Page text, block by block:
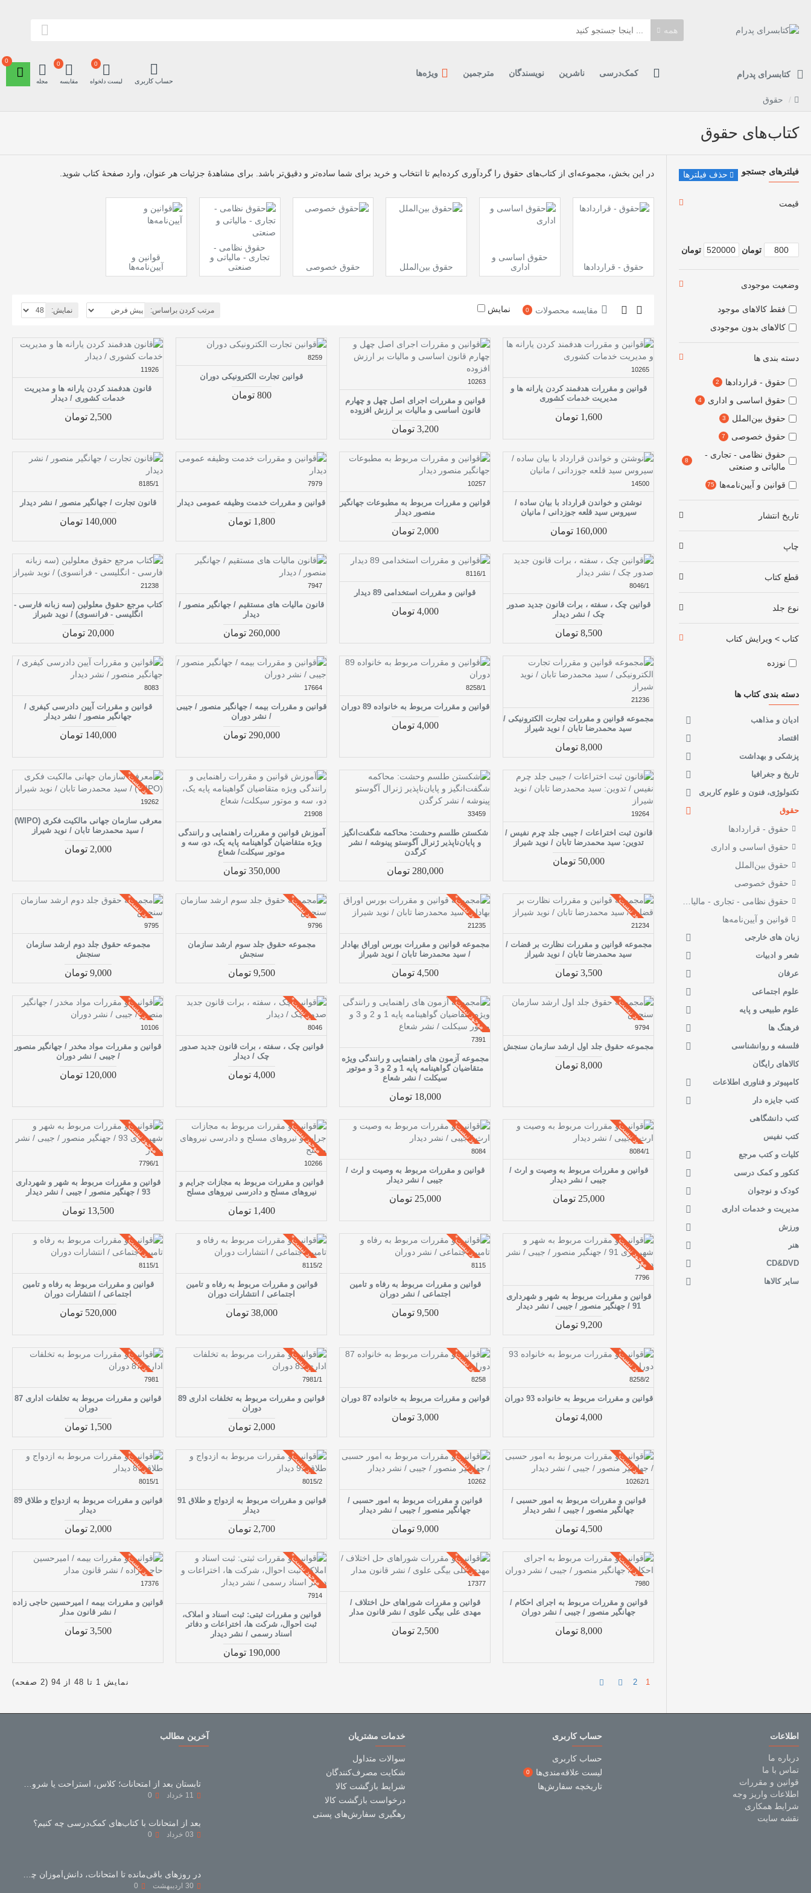
همه
کتابسرای پدرام کمک‌درسی ناشرین نویسندگان مترجمین ویژه‌ها
حساب کاربری لیست دلخواه
0
مقایسه
0
مجله
0
حقوق
کتاب‌های حقوق
فیلترهای جستجو حذف فیلترها
قیمت
تومان تومان
دسته بندی ها
حقوق - قراردادها 2
حقوق اساسی و اداری 4
حقوق بین‌الملل 3
حقوق خصوصی 7
حقوق نظامی - تجاری -
مالیاتی و صنعتی
8
قوانین و آیین‌نامه‌ها 75
تاریخ انتشار
چاپ
قطع کتاب
نوع جلد
کتاب > ویرایش کتاب
نوزده
وضعیت موجودی
فقط کالاهای موجود
کالاهای بدون موجودی
دسته بندی کتاب ها
ادیان و مذاهب
اقتصاد
پزشکی و بهداشت
تاریخ و جغرافیا
تکنولوژی، فنون و علوم کاربری
حقوق
حقوق - قراردادها
حقوق اساسی و اداری
حقوق بین‌الملل
حقوق خصوصی
قوانین و آیین‌نامه‌ها
زبان های خارجی
شعر و ادبیات
عرفان
علوم اجتماعی
علوم طبیعی و پایه
فرهنگ ها
فلسفه و روانشناسی
کالاهای رایگان
کامپیوتر و فناوری اطلاعات
کتب جایزه دار
کتب دانشگاهی
کتب نفیس
کلیات و کتب مرجع
کنکور و کمک درسی
کودک و نوجوان
مدیریت و خدمات اداری
ورزش
هنر
CD&DVD
سایر کالاها
در این بخش، مجموعه‌ای از کتاب‌های حقوق را گردآوری کرده‌ایم تا انتخاب و خرید برای شما ساده‌تر و دقیق‌تر باشد. برای مشاهدهٔ جزئیات هر عنوان، وارد صفحهٔ کتاب شوید.
حقوق - قراردادها
حقوق اساسی و
اداری
حقوق بین‌الملل حقوق خصوصی
حقوق نظامی -
تجاری - مالیاتی و
صنعتی
قوانین و
آیین‌نامه‌ها
مقایسه محصولات 0 نمایش مرتب کردن براساس: نمایش:
10265
قوانین و مقررات هدفمند کردن یارانه ها و
مدیریت خدمات کشوری
1,600 تومان
10263
قوانین و مقررات اجرای اصل چهل و چهارم
قانون اساسی و مالیات بر ارزش افزوده
3,200 تومان
8259
قوانین تجارت الکترونیکی دوران
800 تومان
11926
قانون هدفمند کردن یارانه ها و مدیریت
خدمات کشوری / دیدار
2,500 تومان
14500
نوشتن و خواندن قرارداد با بیان ساده /
سیروس سید قلعه جوزدانی / مانیان
160,000 تومان
10257
قوانین و مقررات مربوط به مطبوعات جهانگیر
منصور دیدار
2,000 تومان
7979
قوانین و مقررات خدمت وظیفه عمومی دیدار
1,800 تومان
8185/1
قانون تجارت / جهانگیر منصور / نشر دیدار
140,000 تومان
8046/1
قوانین چک ، سفته ، برات قانون جدید صدور
چک / نشر دیدار
8,500 تومان
8116/1
قوانین و مقررات استخدامی 89 دیدار
4,000 تومان
7947
قانون مالیات های مستقیم / جهانگیر منصور /
دیدار
260,000 تومان
21238
کتاب مرجع حقوق معلولین (سه زبانه فارسی -
انگلیسی - فرانسوی) / نوید شیراز
20,000 تومان
21236
مجموعه قوانین و مقررات تجارت الکترونیکی /
سید محمدرضا تابان / نوید شیراز
8,000 تومان
8258/1
قوانین و مقررات مربوط به خانواده 89 دوران
4,000 تومان
17664
قوانین و مقررات بیمه / جهانگیر منصور / جیبی
/ نشر دوران
290,000 تومان
8083
قوانین و مقررات آیین دادرسی کیفری /
جهانگیر منصور / نشر دیدار
140,000 تومان
19264
قانون ثبت اختراعات / جیبی جلد چرم نفیس /
تدوین: سید محمدرضا تابان / نوید شیراز
50,000 تومان
33459
شکستن طلسم وحشت: محاکمه شگفت‌انگیز
و پایان‌ناپذیر ژنرال آگوستو پینوشه / نشر
کرگدن
280,000 تومان
21908
آموزش قوانین و مقررات راهنمایی و رانندگی
ویژه متقاضیان گواهینامه پایه یک، دو، سه و
موتور سیکلت/ شعاع
350,000 تومان
موجود نیست*
19262
معرفی سازمان جهانی مالکیت فکری (WIPO)
/ سید محمدرضا تابان / نوید شیراز
2,000 تومان
موجود نیست*
21234
مجموعه قوانین و مقررات نظارت بر قضات /
سید محمدرضا تابان / نوید شیراز
3,500 تومان
موجود نیست*
21235
مجموعه قوانین و مقررات بورس اوراق بهادار
/ سید محمدرضا تابان / نوید شیراز
4,500 تومان
موجود نیست*
9796
مجموعه حقوق جلد سوم ارشد سازمان
سنجش
9,500 تومان
موجود نیست*
9795
مجموعه حقوق جلد دوم ارشد سازمان
سنجش
9,000 تومان
موجود نیست*
9794
مجموعه حقوق جلد اول ارشد سازمان سنجش
8,000 تومان
موجود نیست*
7391
مجموعه آزمون های راهنمایی و رانندگی ویژه
متقاضیان گواهینامه پایه 1 و 2 و 3 و موتور
سیکلت / نشر شعاع
18,000 تومان
موجود نیست*
8046
قوانین چک ، سفته ، برات قانون جدید صدور
چک / دیدار
4,000 تومان
موجود نیست*
10106
قوانین و مقررات مواد مخدر / جهانگیر منصور
/ جیبی / نشر دوران
120,000 تومان
موجود نیست*
8084/1
قوانین و مقررات مربوط به وصیت و ارث /
جیبی / نشر دیدار
25,000 تومان
موجود نیست*
8084
قوانین و مقررات مربوط به وصیت و ارث /
جیبی / نشر دیدار
25,000 تومان
موجود نیست*
10266
قوانین و مقررات مربوط به مجازات جرایم و
نیروهای مسلح و دادرسی نیروهای مسلح
1,400 تومان
موجود نیست*
7796/1
قوانین و مقررات مربوط به شهر و شهرداری
93 / جهنگیر منصور / جیبی / نشر دیدار
13,500 تومان
موجود نیست*
7796
قوانین و مقررات مربوط به شهر و شهرداری
91 / جهنگیر منصور / جیبی / نشر دیدار
9,200 تومان
موجود نیست*
8115
قوانین و مقررات مربوط به رفاه و تامین
اجتماعی / نشر دوران
9,500 تومان
موجود نیست*
8115/2
قوانین و مقررات مربوط به رفاه و تامین
اجتماعی / انتشارات دوران
38,000 تومان
موجود نیست*
8115/1
قوانین و مقررات مربوط به رفاه و تامین
اجتماعی / انتشارات دوران
520,000 تومان
موجود نیست*
8258/2
قوانین و مقررات مربوط به خانواده 93 دوران
4,000 تومان
موجود نیست*
8258
قوانین و مقررات مربوط به خانواده 87 دوران
3,000 تومان
موجود نیست*
7981/1
قوانین و مقررات مربوط به تخلفات اداری 89
دوران
2,000 تومان
موجود نیست*
7981
قوانین و مقررات مربوط به تخلفات اداری 87
دوران
1,500 تومان
موجود نیست*
10262/1
قوانین و مقررات مربوط به امور حسبی /
جهانگیر منصور / جیبی / نشر دیدار
4,500 تومان
موجود نیست*
10262
قوانین و مقررات مربوط به امور حسبی /
جهانگیر منصور / جیبی / نشر دیدار
9,000 تومان
موجود نیست*
8015/2
قوانین و مقررات مربوط به ازدواج و طلاق 91
دیدار
2,700 تومان
موجود نیست*
8015/1
قوانین و مقررات مربوط به ازدواج و طلاق 89
دیدار
2,000 تومان
موجود نیست*
7980
قوانین و مقررات مربوط به اجرای احکام /
جهانگیر منصور / جیبی / نشر دوران
8,000 تومان
موجود نیست*
17377
قوانین و مقررات شوراهای حل اختلاف /
مهدی علی بیگی علوی / نشر قانون مدار
2,500 تومان
موجود نیست*
7914
قوانین و مقررات ثبتی: ثبت اسناد و املاک،
ثبت احوال، شرکت ها، اختراعات و دفاتر
اسناد رسمی / نشر دیدار
190,000 تومان
موجود نیست*
17376
قوانین و مقررات بیمه / امیرحسین حاجی زاده
/ نشر قانون مدار
3,500 تومان
1
2 نمایش 1 تا 48 از 94 (2 صفحه)
اطلاعات
درباره ما
تماس با ما
قوانین و مقررات
اطلاعات واریز وجه
شرایط همکاری
نقشه سایت
حساب کاربری
حساب کاربری
لیست علاقه‌مندی‌ها
0
تاریخچه سفارش‌ها
خدمات مشتریان
سوالات متداول
شکایت مصرف‌کنندگان
شرایط بازگشت کالا
درخواست بازگشت کالا
رهگیری سفارش‌های پستی
آخرین مطالب
11 خرداد 0
بعد از امتحانات با کتاب‌های کمک‌درسی چه کنیم؟
03 خرداد 0
30 اردیبهشت 0